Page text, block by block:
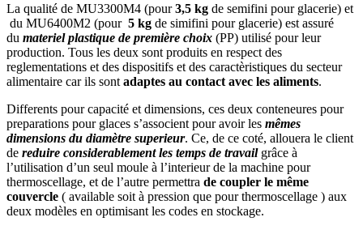
La qualité de MU3300M4 (pour3,5 kg de semifini pour glacerie) et
du MU6400M2 (pour 5 kg de simifini pour glacerie) est assuré
du materiel plastique de première choix (PP) utilisé pour leur
production. Tous les deux sont produits en respect des
reglementations et des dispositifs et des caractèristiques du secteur
alimentaire car ils sont adaptes au contact avec les aliments.
Differents pour capacité et dimensions, ces deux conteneures pour
preparations pour glaces s’associent pour avoir les mêmes
dimensions du diamètre superieur. Ce, de ce coté, allouera le client
de reduire considerablement les temps de travailgrâce à
l’utilisation d’un seul moule à l’interieur de la machine pour
thermoscellage, et de l’autre permettra de coupler le même
couvercle ( available soit à pression que pour thermoscellage ) aux
deux modèles en optimisant les codes en stockage.